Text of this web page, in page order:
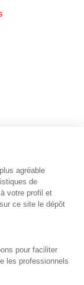
agréable
de
votre profil et
ce site le dépôt
pour faciliter
les professionnels